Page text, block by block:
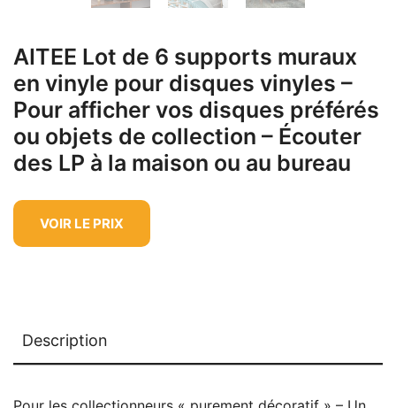
AITEE Lot de 6 supports muraux
en vinyle pour disques vinyles –
Pour afficher vos disques préférés
ou objets de collection – Écouter
des LP à la maison ou au bureau
VOIR LE PRIX
Description